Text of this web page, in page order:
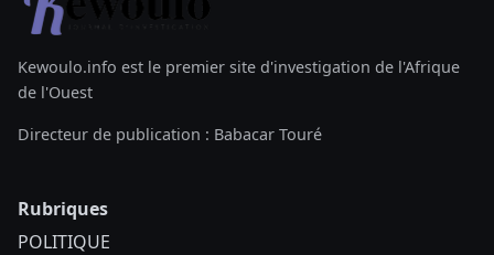
Kewoulo.info est le premier site d'investigation de l'Afrique
de l'Ouest
Directeur de publication : Babacar Touré
Rubriques
POLITIQUE